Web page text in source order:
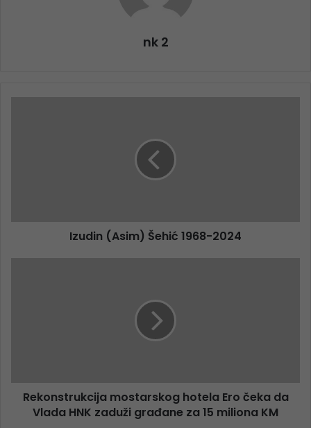
nk 2
Izudin (Asim) Šehić 1968-2024
Rekonstrukcija mostarskog hotela Ero čeka da
Vlada HNK zaduži građane za 15 miliona KM